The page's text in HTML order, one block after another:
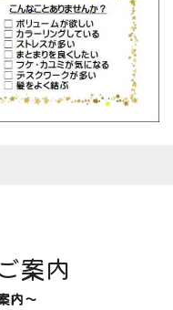
案内
内～